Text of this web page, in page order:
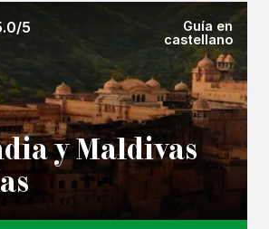
5
Guía en
castellano
y Maldivas